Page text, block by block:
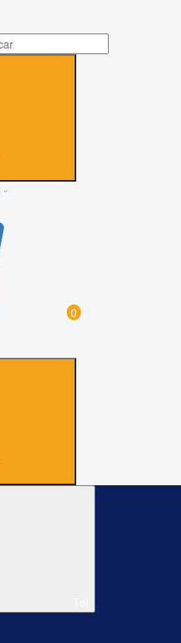
0